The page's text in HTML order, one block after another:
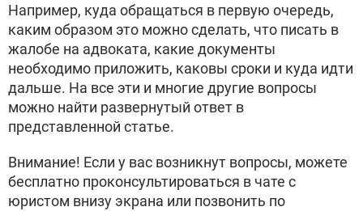
Например, куда обращаться в первую очередь,
каким образом это можно сделать, что писать в
жалобе на адвоката, какие документы
необходимо приложить, каковы сроки и куда идти
дальше. На все эти и многие другие вопросы
можно найти развернутый ответ в
представленной статье.
Внимание! Если у вас возникнут вопросы, можете
бесплатно проконсультироваться в чате с
юристом внизу экрана или позвонить по